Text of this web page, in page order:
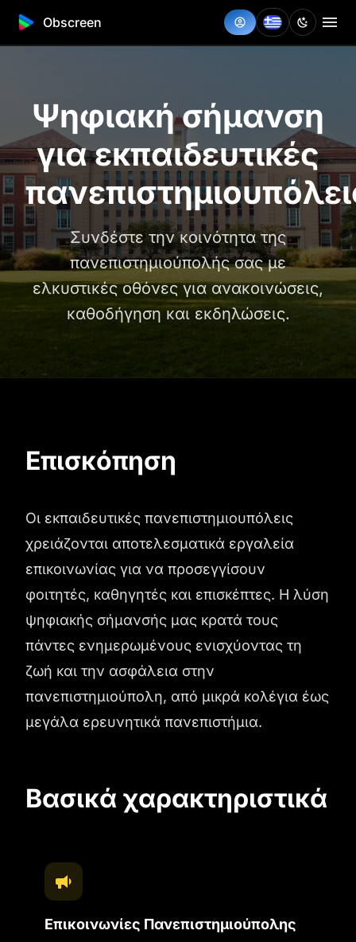
Obscreen
Ψηφιακή σήμανση
για εκπαιδευτικές
Συνδέστε την κοινότητα της
πανεπιστημιούπολής σας με
ελκυστικές οθόνες για ανακοινώσεις,
καθοδήγηση και εκδηλώσεις.
Επισκόπηση
Οι εκπαιδευτικές πανεπιστημιουπόλεις
χρειάζονται αποτελεσματικά εργαλεία
επικοινωνίας για να προσεγγίσουν
φοιτητές, καθηγητές και επισκέπτες. Η λύση
ψηφιακής σήμανσής μας κρατά τους
πάντες ενημερωμένους ενισχύοντας τη
ζωή και την ασφάλεια στην
πανεπιστημιούπολη, από μικρά κολέγια έως
μεγάλα ερευνητικά πανεπιστήμια.
Βασικά χαρακτηριστικά
Επικοινωνίες Πανεπιστημιούπολης